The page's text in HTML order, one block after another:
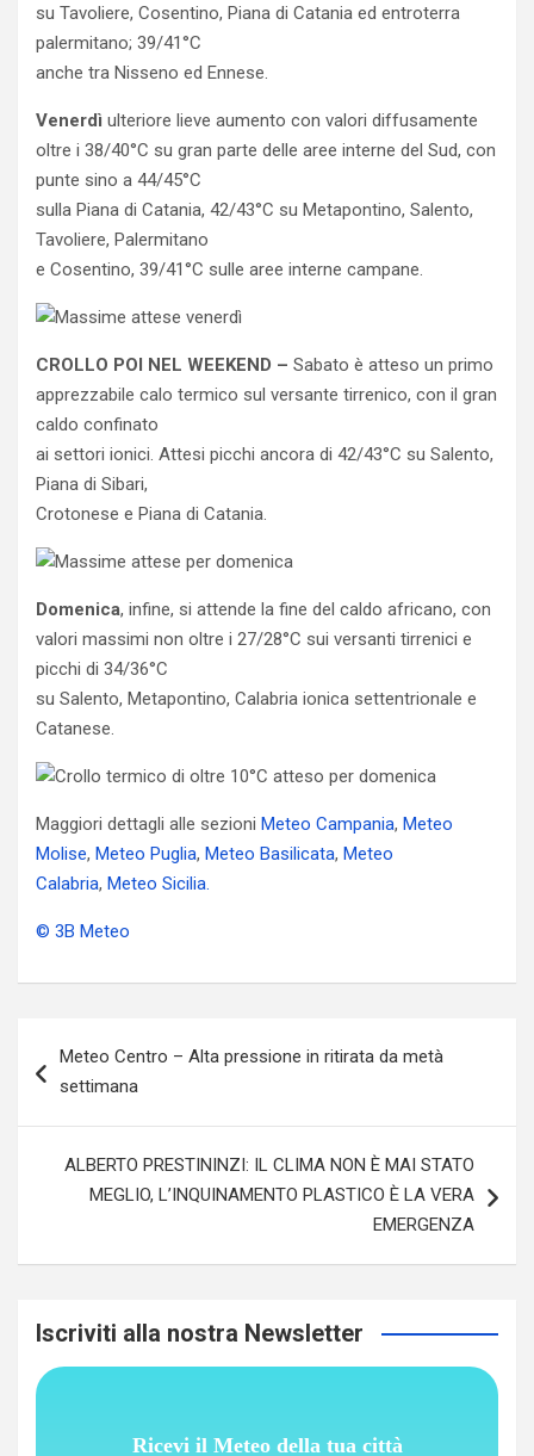
su Tavoliere, Cosentino, Piana di Catania ed entroterra
palermitano; 39/41°C
anche tra Nisseno ed Ennese.
Venerdì ulteriore lieve aumento con valori diffusamente
oltre i 38/40°C su gran parte delle aree interne del Sud, con
punte sino a 44/45°C
sulla Piana di Catania, 42/43°C su Metapontino, Salento,
Tavoliere, Palermitano
e Cosentino, 39/41°C sulle aree interne campane.
CROLLO POI NEL WEEKEND – Sabato è atteso un primo
apprezzabile calo termico sul versante tirrenico, con il gran
caldo confinato
ai settori ionici. Attesi picchi ancora di 42/43°C su Salento,
Piana di Sibari,
Crotonese e Piana di Catania.
Domenica, infine, si attende la fine del caldo africano, con
valori massimi non oltre i 27/28°C sui versanti tirrenici e
picchi di 34/36°C
su Salento, Metapontino, Calabria ionica settentrionale e
Catanese.
Maggiori dettagli alle sezioni Meteo Campania, Meteo
Molise, Meteo Puglia, Meteo Basilicata, Meteo
Calabria, Meteo Sicilia.
© 3B Meteo
articoli
Meteo Centro – Alta pressione in ritirata da metà
settimana
ALBERTO PRESTININZI: IL CLIMA NON È MAI STATO
MEGLIO, L’INQUINAMENTO PLASTICO È LA VERA
EMERGENZA
Iscriviti alla nostra Newsletter
Ricevi il Meteo della tua città